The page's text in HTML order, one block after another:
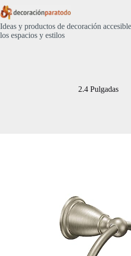
Saltar
al
contenido
Ideas y productos de decoración
los espacios y estilos
2.4 Pulgadas